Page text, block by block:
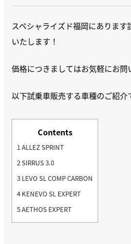
スペシャライズド福岡にありま
いたします！
価格につきましてはお気軽にお問
以下試乗車販売する車種のご紹介
Contents
1 ALLEZ SPRINT
2SIRRUS 3.0
3 LEVO SL COMP CARBON
4 KENEVO SL EXPERT
5AETHOS EXPERT